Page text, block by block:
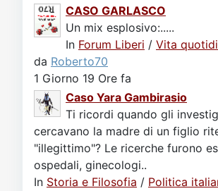
CASO GARLASCO
Un mix esplosivo:.....
In Forum Liberi / Vita
da Roberto70
1 Giorno 19 Ore fa
Caso Yara Gambirasio
Ti ricordi quando gli
cercavano la madre di un figlio
"illegittimo"? Le ricerche furono
ospedali, ginecologi..
In Storia e Filosofia / Politica